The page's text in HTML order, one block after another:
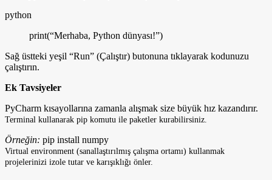
python
print(“Merhaba, Python dünyası!”)
Sağ üstteki yeşil “Run” (Çalıştır) butonuna tıklayarak kodunuzu
çalıştırın.
Ek Tavsiyeler
PyCharm kısayollarına zamanla alışmak size büyük hız kazandırır.
Terminal kullanarak pip komutu ile paketler kurabilirsiniz.
Örneğin: pip install numpy
Virtual environment (sanallaştırılmış çalışma ortamı) kullanmak
projelerinizi izole tutar ve karışıklığı önler.